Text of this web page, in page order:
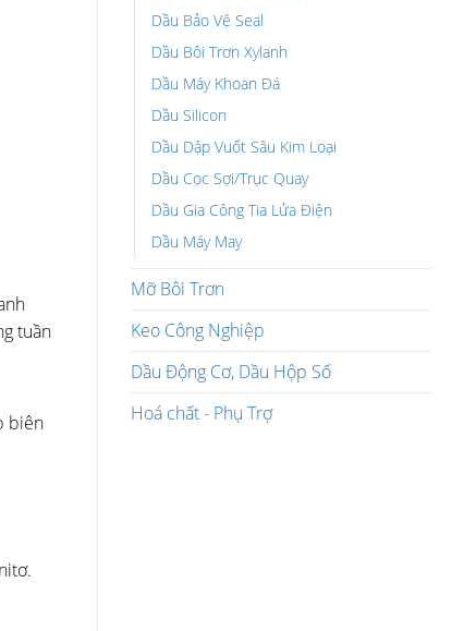
Dầu Bảo Vệ Seal
Dầu Bôi Trơn Xylanh
Dầu Máy Khoan Đá
Dầu Silicon
Dầu Dập Vuốt Sâu Kim Loại
Dầu Cọc Sợi/Trục Quay
Dầu Gia Công Tia Lửa Điện
Dầu Máy May
Mỡ Bôi Trơn
Keo Công Nghiệp
Dầu Động Cơ, Dầu Hộp Số
Hoá chất - Phụ Trợ
tuần
biên